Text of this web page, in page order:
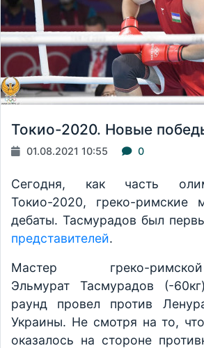
Токио-2020. Новые
01.08.2021 10:55 0
Сегодня, как часть
Токио-2020, греко-римские
дебаты. Тасмурадов был
представителей.
Мастер греко-
Эльмурат Тасмурадов (-
раунд провел против
Украины. Не смотря на то,
оказалось на стороне